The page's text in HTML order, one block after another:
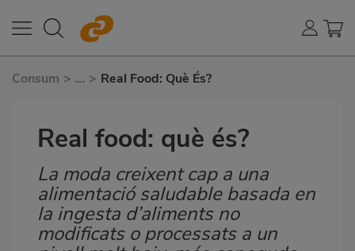
Consum > ... > Real Food: Què És?
Real food: què és?
Subtítulo
La moda creixent cap a una
alimentació saludable basada en
la ingesta d’aliments no
modificats o processats a un